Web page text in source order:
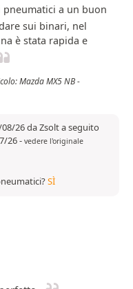
pneumatici a un buon
sui binari, nel
è stata rapida e
Mazda MX5 NB -
26 da Zsolt a seguito
26- vedere l'originale
SÌ